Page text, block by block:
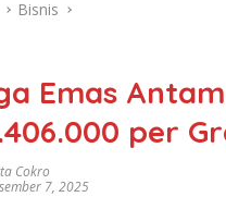
Bisnis
Emas
per
Cokro
7, 2025